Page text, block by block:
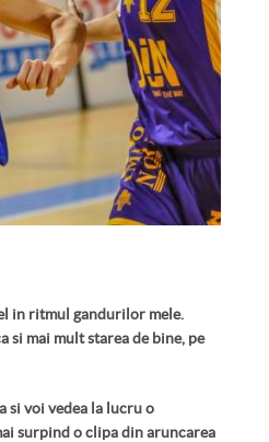
in ritmul gandurilor mele.
si mai mult starea de bine, pe
si voi vedea la lucru o
surpind o clipa din aruncarea